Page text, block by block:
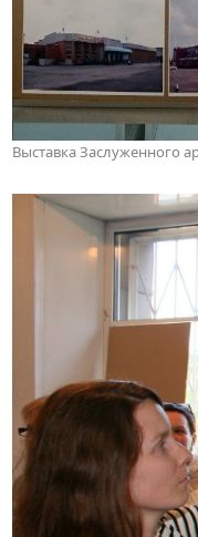
Выставка Заслуженного